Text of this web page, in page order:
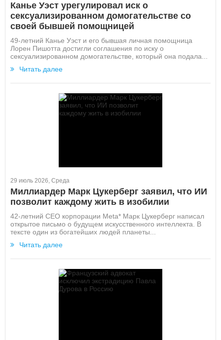
Канье Уэст урегулировал иск о
сексуализированном домогательстве со
своей бывшей помощницей
49-летний Канье Уэст и его бывшая личная помощница
Лорен Пишотта достигли соглашения по иску о
сексуализированном домогательстве, который она подала...
Читать далее
29 июль 2026, Среда
Миллиардер Марк Цукерберг заявил, что ИИ
позволит каждому жить в изобилии
42-летний CEO корпорации Meta* Марк Цукерберг написал
открытое письмо о будущем искусственного интеллекта. В
тексте один из богатейших людей планеты...
Читать далее